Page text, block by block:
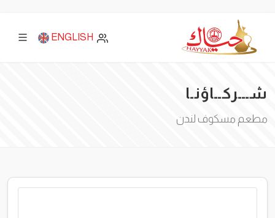
ENGLISH
شـــركــاؤنـا
مطعم مسكوف لندن